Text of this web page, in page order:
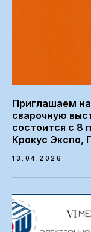
Приглашаем
сварочную
состоится с 8
Крокус Экспо,
13.04.2026